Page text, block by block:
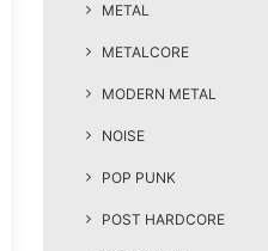
METAL
METALCORE
MODERN METAL
NOISE
POP PUNK
POST HARDCORE